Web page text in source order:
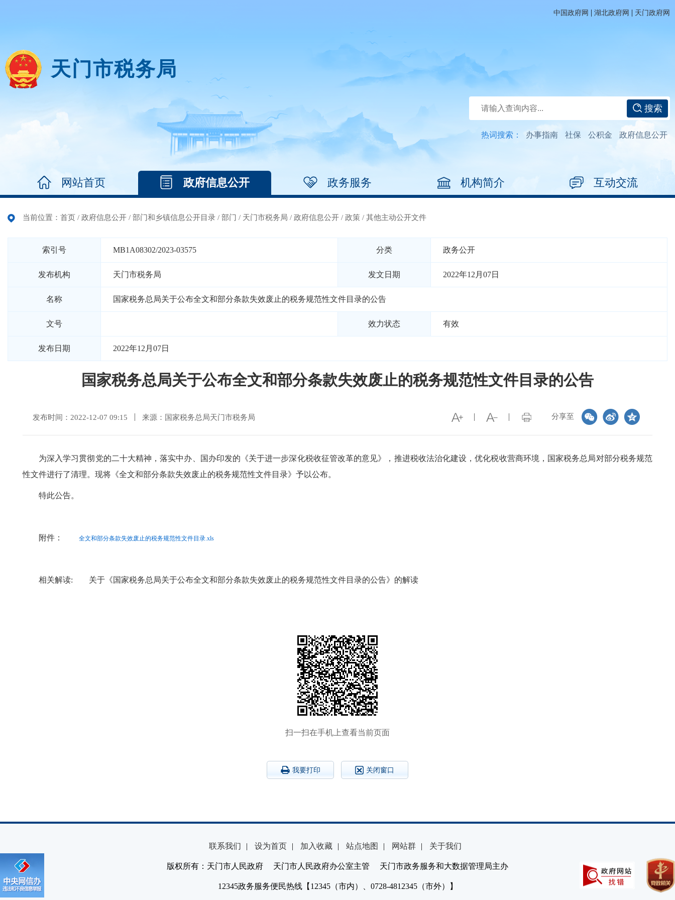
中国政府网 | 湖北政府网 | 天门政府网
天门市税务局
搜索
热词搜索： 办事指南 社保 公积金 政府信息公开
网站首页 政府信息公开 政务服务 机构简介 互动交流
当前位置： 首页 / 政府信息公开 / 部门和乡镇信息公开目录 / 部门 / 天门市税务局 / 政府信息公开 / 政策 / 其他主动公开文件
索引号 MB1A08302/2023-03575 分类 政务公开
发布机构 天门市税务局 发文日期 2022年12月07日
名称 国家税务总局关于公布全文和部分条款失效废止的税务规范性文件目录的公告
文号 效力状态 有效
发布日期 2022年12月07日
国家税务总局关于公布全文和部分条款失效废止的税务规范性文件目录的公告
分享至
发布时间：2022-12-07 09:15 来源：国家税务总局天门市税务局
为深入学习贯彻党的二十大精神，落实中办、国办印发的《关于进一步深化税收征管改革的意见》，推进税收法治化建设，优化税收营商环境，国家税务总局对部分税务规范
性文件进行了清理。现将《全文和部分条款失效废止的税务规范性文件目录》予以公布。
特此公告。
附件： 全文和部分条款失效废止的税务规范性文件目录.xls
相关解读: 关于《国家税务总局关于公布全文和部分条款失效废止的税务规范性文件目录的公告》的解读
扫一扫在手机上查看当前页面
我要打印 关闭窗口
联系我们 | 设为首页 | 加入收藏 | 站点地图 | 网站群 | 关于我们
版权所有：天门市人民政府 天门市人民政府办公室主管 天门市政务服务和大数据管理局主办
12345政务服务便民热线【12345（市内）、0728-4812345（市外）】